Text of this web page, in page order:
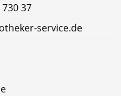
37
service.de